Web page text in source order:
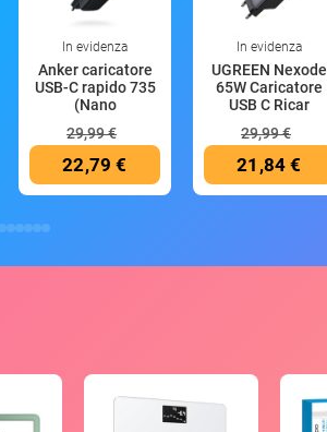
In evidenza
Anker caricatore
USB-C rapido 735
(Nano
29,99 €
22,79 €
In evidenza
UGREEN Nexode
65W Caricatore
USB C Ricar
29,99 €
21,84 €